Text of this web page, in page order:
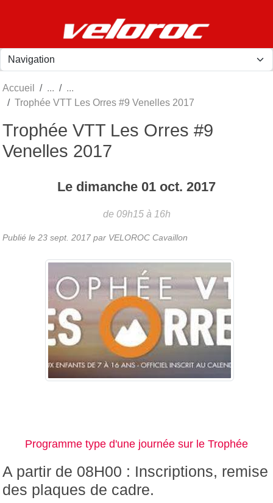
Accueil
Trophée VTT Les Orres #9 Venelles 2017
Trophée VTT Les Orres #9
Venelles 2017
Le dimanche 01 oct. 2017
de 09h15 à 16h
Publié le 23 sept. 2017 par VELOROC Cavaillon
Programme type d'une journée sur le Trophée
A partir de 08H00 : Inscriptions, remise
des plaques de cadre.